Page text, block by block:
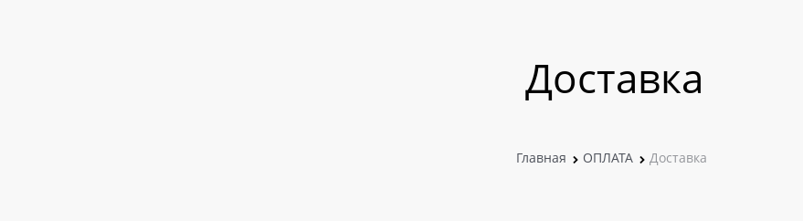
Доставка
Главная ОПЛАТА Доставка